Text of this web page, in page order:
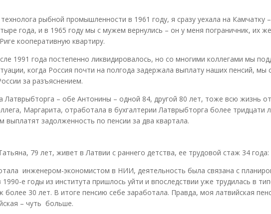
рыбной промышленности в 1961 году, я сразу уехала на Камчатку
года, и в 1965 году мы с мужем вернулись – он у меня пограничник, их
кооперативную квартиру.
1991 года постепенно ликвидировалось, но со многими коллегами мы
когда Россия почти на полгода задержала выплату наших пенсий, мы
за разъяснением.
Латврыбторга – обе Антонины – одной 84, другой 80 лет, тоже всю жизнь
Маргарита, отработала в бухгалтерии Латврыбторга более тридцати
задолженность по пенсии за два квартала.
79 лет, живет в Латвии с раннего детства, ее трудовой стаж 34 года:
инженером-экономистом в НИИ, деятельность была связана с
е годы из института пришлось уйти и впоследствии уже трудилась в
30 лет. В итоге пенсию себе заработала. Правда, моя латвийская
– чуть больше.